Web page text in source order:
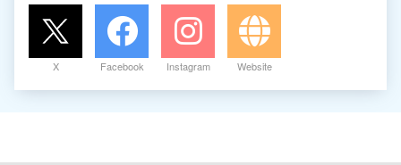
X Facebook Instagram Website